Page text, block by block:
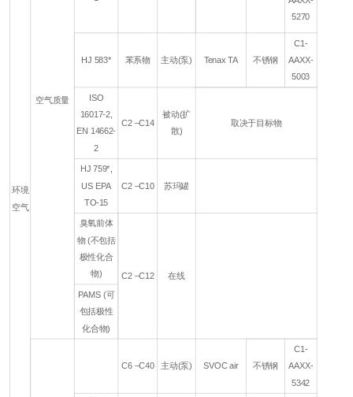
环境
空气
空气质量
5270
HJ 583* 苯系物 主动(泵) Tenax TA 不锈钢
C1-
AAXX-
5003
ISO
16017-2,
EN 14662-
2
C2 –C14
被动(扩
散)
取决于目标物
HJ 759*,
US EPA
TO-15
C2 –C10 苏玛罐
臭氧前体
物 (不包括
极性化合
物) C2 –C12 在线
PAMS (可
包括极性
化合物)
C6 –C40 主动(泵) SVOC air 不锈钢
C1-
AAXX-
5342